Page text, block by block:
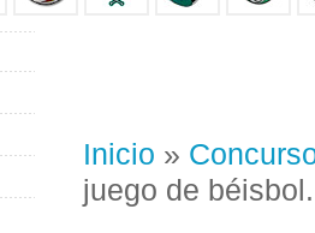
Inicio »
juego de béisbol.